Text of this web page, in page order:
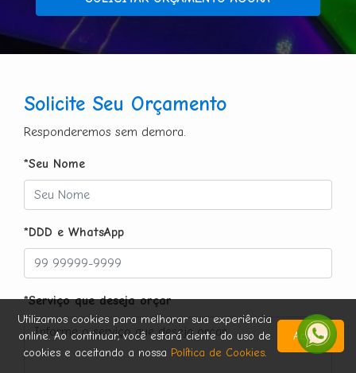
Solicite Seu Orçamento
Responderemos sem demora.
*Seu Nome
*DDD e WhatsApp
*Serviço que deseja orçar
Utilizamos cookies para melhorar sua experiência
online. Ao continuar, você estará ciente do uso de
cookies e aceitando a nossa Política de Cookies.
Aceitar